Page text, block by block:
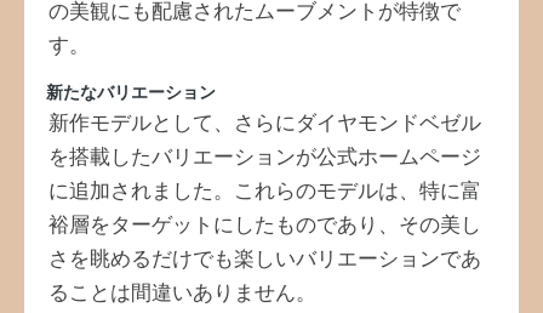
の美観にも配慮されたムーブメントが特徴で
す。
新たなバリエーション
新作モデルとして、さらにダイヤモンドベゼル
を搭載したバリエーションが公式ホームページ
に追加されました。これらのモデルは、特に富
裕層をターゲットにしたものであり、その美し
さを眺めるだけでも楽しいバリエーションであ
ることは間違いありません。